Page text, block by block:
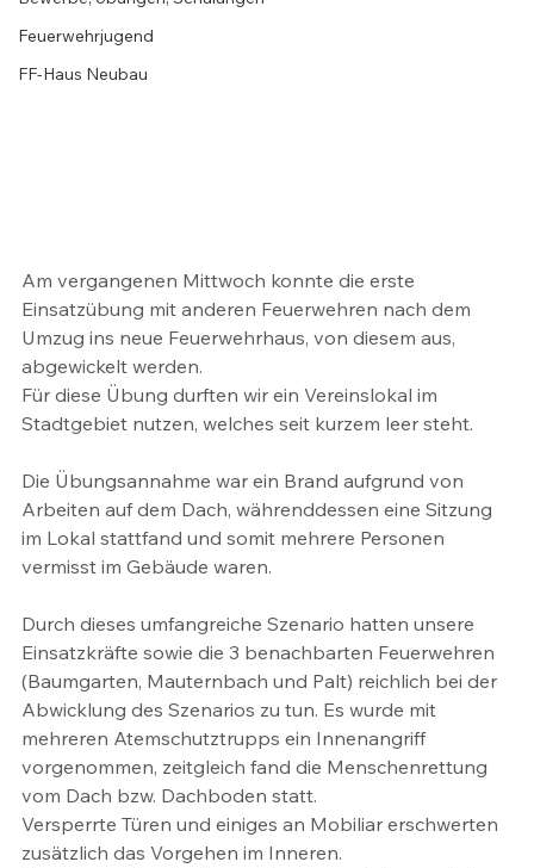
Feuerwehrjugend
FF-Haus Neubau
Am vergangenen Mittwoch konnte die erste
Einsatzübung mit anderen Feuerwehren nach dem
Umzug ins neue Feuerwehrhaus, von diesem aus,
abgewickelt werden.
Für diese Übung durften wir ein Vereinslokal im
Stadtgebiet nutzen, welches seit kurzem leer steht.
Die Übungsannahme war ein Brand aufgrund von
Arbeiten auf dem Dach, währenddessen eine Sitzung
im Lokal stattfand und somit mehrere Personen
vermisst im Gebäude waren.
Durch dieses umfangreiche Szenario hatten unsere
Einsatzkräfte sowie die 3 benachbarten Feuerwehren
(Baumgarten, Mauternbach und Palt) reichlich bei der
Abwicklung des Szenarios zu tun. Es wurde mit
mehreren Atemschutztrupps ein Innenangriff
vorgenommen, zeitgleich fand die Menschenrettung
vom Dach bzw. Dachboden statt.
Versperrte Türen und einiges an Mobiliar erschwerten
zusätzlich das Vorgehen im Inneren.